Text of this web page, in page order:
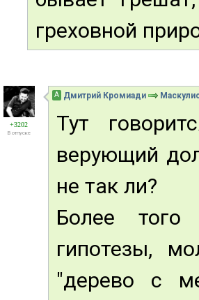
греховной
+3202
В отпуске
А Дмитрий Кромиади
Тут
верующий
не так ли?
Более того
гипотезы,
"дерево с